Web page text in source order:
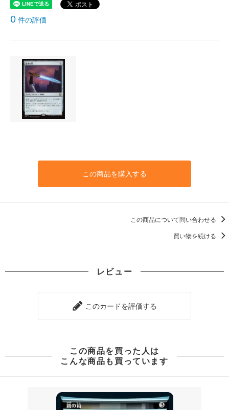
0 件の評価
この商品を購入する
この商品について問い合わせる
買い物を続ける
レビュー
このカードを評価する
この商品を買った人は
こんな商品も買っています